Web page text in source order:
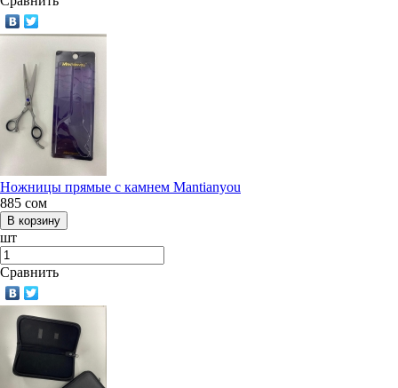
Ножницы прямые с камнем Mantianyou
885 сом
шт
Сравнить